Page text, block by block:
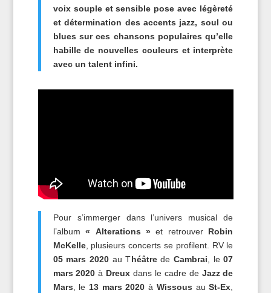
voix souple et sensible pose avec légèreté
et détermination des accents jazz, soul ou
blues sur ces chansons populaires qu’elle
habille de nouvelles couleurs et interprète
avec un talent infini.
Pour s’immerger dans l’univers musical de
l’album « Alterations » et retrouver Robin
McKelle, plusieurs concerts se profilent. RV le
05 mars 2020 au Théâtrede Cambrai , le07
mars 2020 à Dreux dans le cadre de Jazz de
Mars , le 13 mars 2020 à Wissous auSt-Ex